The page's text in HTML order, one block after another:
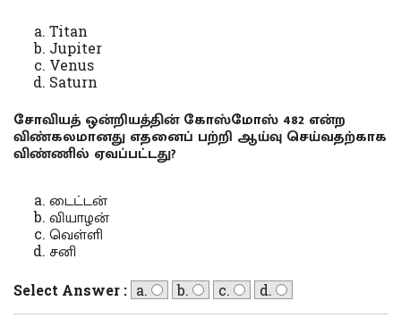
Titan
Jupiter
Venus
Saturn
சோவியத் ஒன்றியத்தின் கோஸ்மோஸ் 482 என்ற
விண்கலமானது எதனைப் பற்றி ஆய்வு செய்வதற்காக
விண்ணில் ஏவப்பட்டது?
டைட்டன்
வியாழன்
வெள்ளி
சனி
Select Answer : a. b. c. d.